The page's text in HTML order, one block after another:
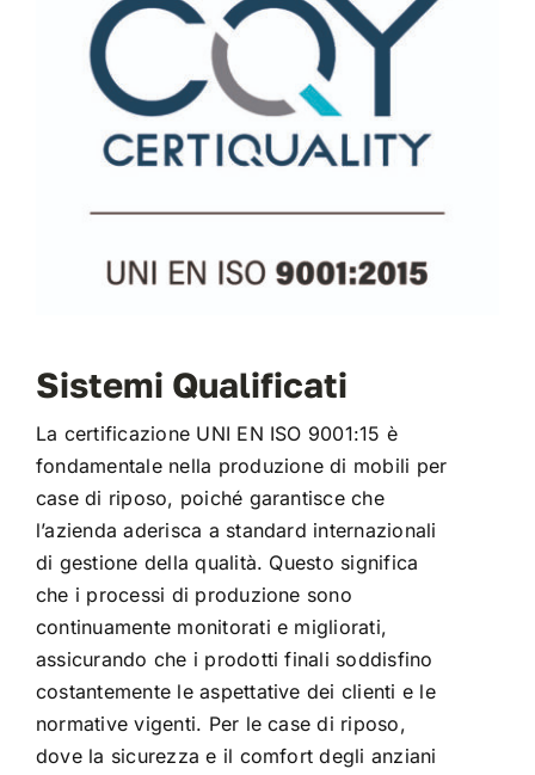
Sistemi Qualificati
La certificazione UNI EN ISO 9001:15 è
fondamentale nella produzione di mobili per
case di riposo, poiché garantisce che
l’azienda aderisca a standard internazionali
di gestione della qualità. Questo significa
che i processi di produzione sono
continuamente monitorati e migliorati,
assicurando che i prodotti finali soddisfino
costantemente le aspettative dei clienti e le
normative vigenti. Per le case di riposo,
dove la sicurezza e il comfort degli anziani